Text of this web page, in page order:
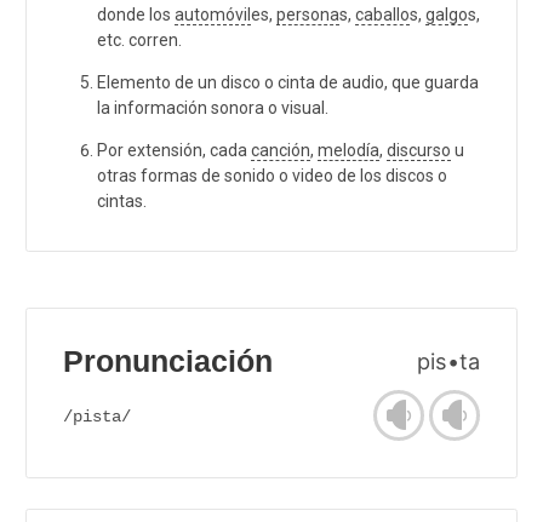
donde los automóvil es, personas, caballos, galgos,
etc. corren.
Elemento de un disco o cinta de audio, que guarda
la información sonora o visual.
Por extensión, cada canción, melodía, discurso u
otras formas de sonido o video de los discos o
cintas.
Pronunciación pis•ta
/pista/